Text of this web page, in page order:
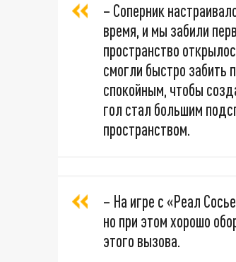
– Соперник
время, и мы забили
пространство
смогли быстро забить
спокойным, чтобы
гол стал большим
пространством.
– На игре с «Реал
но при этом хорошо
этого вызова.